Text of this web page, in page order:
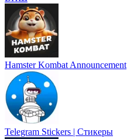
Hamster Kombat Announcement
Telegram Stickers | Стикеры